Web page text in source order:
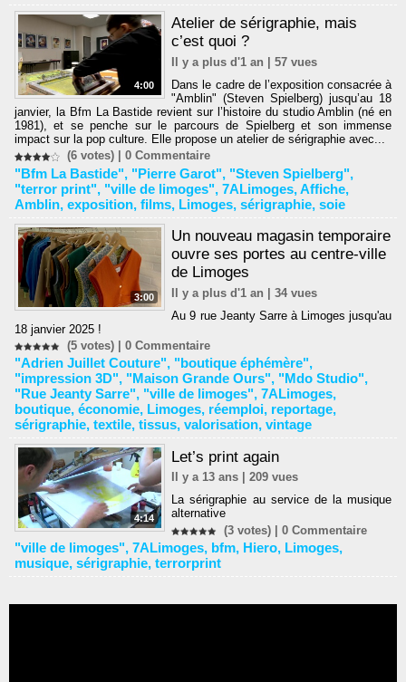
4:00
Atelier de sérigraphie, mais
c’est quoi ?
Il y a plus d'1 an | 57 vues
Dans le cadre de l’exposition consacrée à
"Amblin" (Steven Spielberg) jusqu’au 18
janvier, la Bfm La Bastide revient sur l’histoire du studio Amblin (né en
1981), et se penche sur le parcours de Spielberg et son immense
impact sur la pop culture. Elle propose un atelier de sérigraphie avec...
(6 votes) | 0 Commentaire
"Bfm La Bastide", "Pierre Garot", "Steven Spielberg",
"terror print", "ville de limoges", 7ALimoges,Affiche,
Amblin, exposition, films, Limoges, sérigraphie, soie
3:00
Un nouveau magasin temporaire
ouvre ses portes au centre-ville
de Limoges
Il y a plus d'1 an | 34 vues
Au 9 rue Jeanty Sarre à Limoges jusqu'au
18 janvier 2025 !
(5 votes) | 0 Commentaire
"Adrien Juillet Couture", "boutique éphémère",
"impression 3D", "Maison Grande Ours", "Mdo Studio",
"Rue Jeanty Sarre", "ville de limoges", 7ALimoges,
boutique, économie, Limoges, réemploi, reportage,
sérigraphie, textile, tissus, valorisation, vintage
4:14
Let’s print again
Il y a 13 ans | 209 vues
La sérigraphie au service de la musique
alternative
(3 votes) |0 Commentaire
"ville de limoges", 7ALimoges, bfm, Hiero, Limoges,
musique, sérigraphie, terrorprint